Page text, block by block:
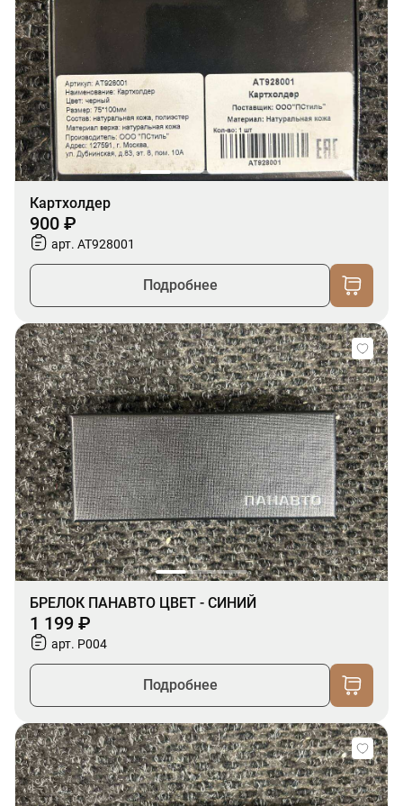
Картхолдер
900 ₽
арт. AT928001
Подробнее
БРЕЛОК ПАНАВТО ЦВЕТ - СИНИЙ
1 199 ₽
арт. P004
Подробнее